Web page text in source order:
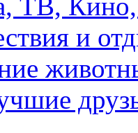
и